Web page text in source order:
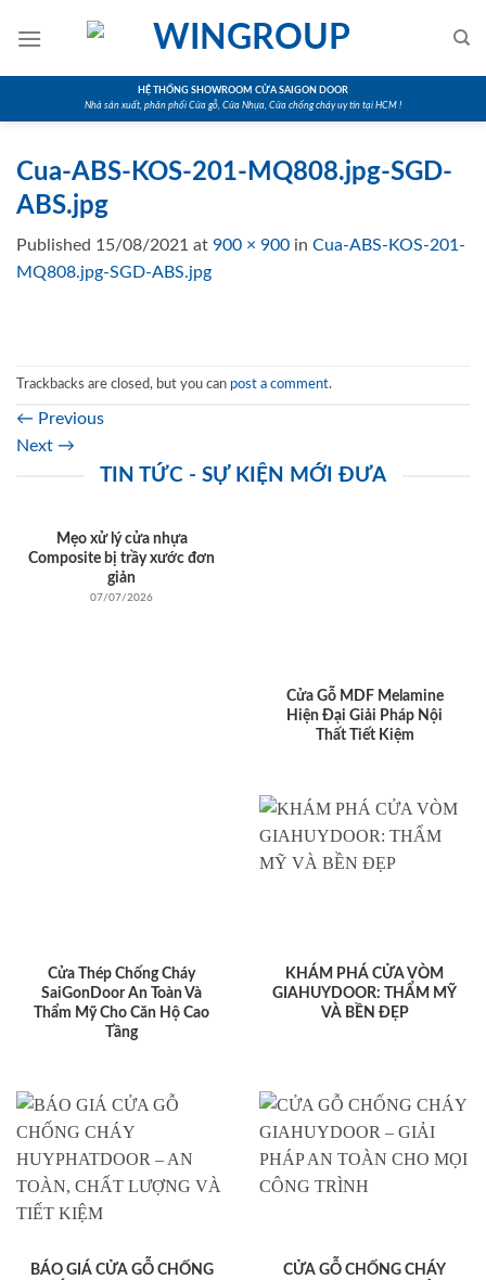
HỆ THỐNG SHOWROOM CỬA SAIGON DOOR
Nhà sản xuất, phân phối Cửa gỗ, Cửa Nhựa, Cửa chống cháy uy tín tại HCM !
Cua-ABS-KOS-201-MQ808.jpg-SGD-
ABS.jpg
Published 15/08/2021 at 900 × 900 in Cua-ABS-KOS-201-
MQ808.jpg-SGD-ABS.jpg
Trackbacks are closed, but you can post a comment.
← Previous
Next →
TIN TỨC - SỰ KIỆN MỚI ĐƯA
Mẹo xử lý cửa nhựa
Composite bị trầy xước đơn
giản
07/07/2026
Cửa Gỗ MDF Melamine
Hiện Đại Giải Pháp Nội
Thất Tiết Kiệm
Cửa Thép Chống Cháy
SaiGonDoor An Toàn Và
Thẩm Mỹ Cho Căn Hộ Cao
Tầng
KHÁM PHÁ CỬA VÒM
GIAHUYDOOR: THẨM MỸ
VÀ BỀN ĐẸP
BÁO GIÁ CỬA GỖ CHỐNG
CỬA GỖ CHỐNG CHÁY